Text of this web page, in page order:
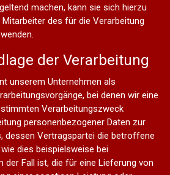
machen, kann sie sich hierzu
des für die Verarbeitung
der Verarbeitung
unserem Unternehmen als
bei denen wir eine
Verarbeitungszweck
personenbezogener Daten zur
dessen Vertragspartei die betroffene
dies beispielsweise bei
der Fall ist, die für eine Lieferung von